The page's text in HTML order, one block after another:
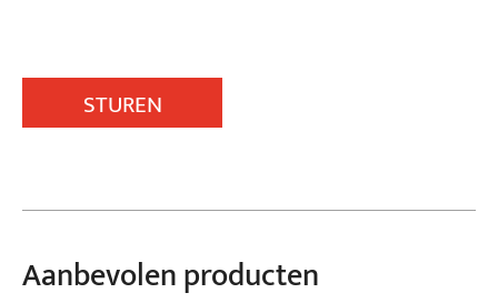
STUREN
Aanbevolen producten